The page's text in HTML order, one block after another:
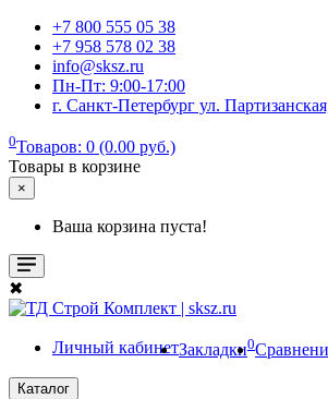
+7 800 555 05 38
+7 958 578 02 38
info@sksz.ru
Пн-Пт: 9:00-17:00
г. Санкт-Петербург ул.
0Товаров: 0 (0.00 руб.)
Товары в корзине
×
Ваша корзина пуста!
✖
Личный кабинетЗакладки0
Каталог